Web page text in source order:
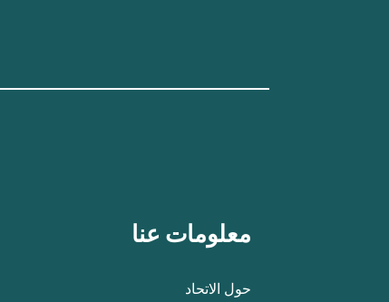
معلومات عنا
حول الاتحاد